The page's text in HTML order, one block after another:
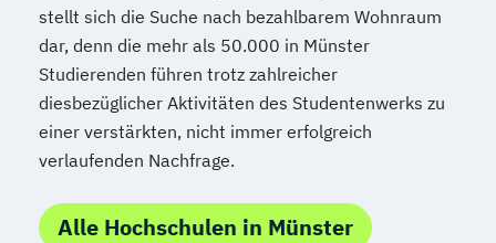
stellt sich die Suche nach bezahlbarem Wohnraum
dar, denn die mehr als 50.000 in Münster
Studierenden führen trotz zahlreicher
diesbezüglicher Aktivitäten des Studentenwerks zu
einer verstärkten, nicht immer erfolgreich
verlaufenden Nachfrage.
Alle Hochschulen in Münster